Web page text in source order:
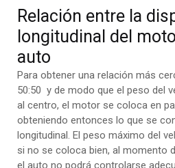
Relación entre la
longitudinal del
auto
Para obtener una relación más
50:50 y de modo que el peso del
al centro, el motor se coloca en
obteniendo entonces lo que se
longitudinal. El peso máximo del
si no se coloca bien, al momento
el auto no podrá controlarse